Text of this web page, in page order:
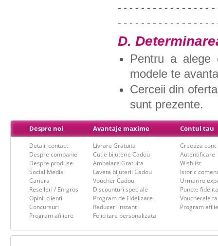
- - - - - - - - - - - - - - - -
- - - - - - - - - - - - - - - -
D.
Pentru a
modele te
Cerceii din
sunt prezente.
Despre noi
Detalii contact
Despre companie
Despre produse
Social Media
Cariera
Reselleri / En-gros
Opinii clienti
Concursuri
Program afiliere
Avantaje maxime
Livrare Gratuita
Cutie bijuterie Cadou
Ambalare Gratuita
Laveta bijuterii Cadou
Voucher Cadou
Discounturi speciale
Program de Fidelizare
Reduceri instant
Felicitare personalizata
Contul tau
Creeaza cont
Autentificare
Wishlist
Istoric
Urmarire
Puncte
Voucherele
Program